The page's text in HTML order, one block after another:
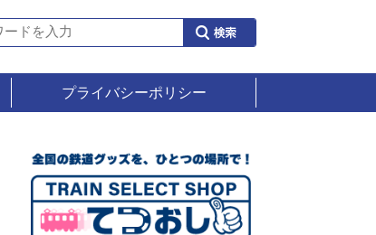
プライバシーポリシー